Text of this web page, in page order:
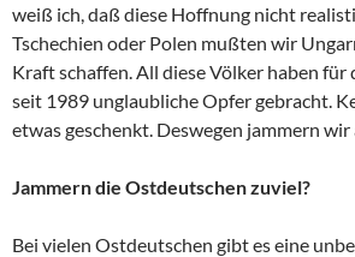
weiß ich, daß diese Hoffnung nicht
Tschechien oder Polen mußten wir
Kraft schaffen. All diese Völker haben für
seit 1989 unglaubliche Opfer gebracht.
etwas geschenkt. Deswegen jammern wir
Jammern die Ostdeutschen zuviel?
Bei vielen Ostdeutschen gibt es eine